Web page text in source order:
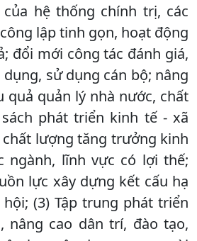
hệ thống chính trị, các
lập tinh gọn, hoạt động
đổi mới công tác đánh giá,
sử dụng cán bộ; nâng
quả quản lý nhà nước, chất
phát triển kinh tế - xã
chất lượng tăng trưởng kinh
ngành, lĩnh vực có lợi thế;
lực xây dựng kết cấu hạ
(3) Tập trung phát triển
nâng cao dân trí, đào tạo,